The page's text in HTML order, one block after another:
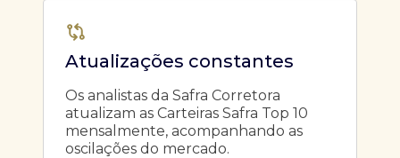
Atualizações constantes
Os analistas da Safra Corretora
atualizam as Carteiras Safra Top 10
mensalmente, acompanhando as
oscilações do mercado.